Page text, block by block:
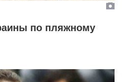
по пляжному